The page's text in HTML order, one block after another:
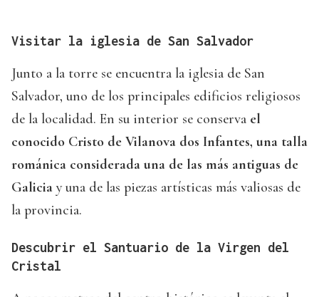
Visitar la iglesia de San Salvador
Junto a la torre se encuentra la iglesia de San
Salvador, uno de los principales edificios religiosos
de la localidad. En su interior se conserva el
conocido Cristo de Vilanova dos Infantes, una talla
románica considerada una de las más antiguas de
Galicia y una de las piezas artísticas más valiosas de
la provincia.
Descubrir el Santuario de la Virgen del
Cristal